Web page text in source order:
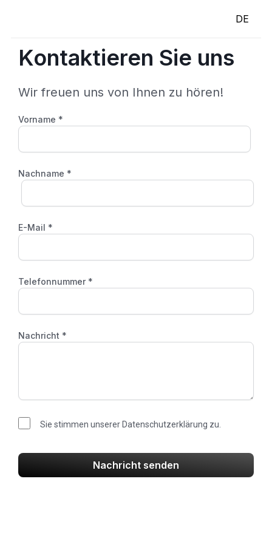
DE
Kontaktieren Sie uns
Wir freuen uns von Ihnen zu hören!
Vorname *
Nachname *
E-Mail *
Telefonnummer *
Nachricht *
Sie stimmen unserer Datenschutzerklärung zu.
Nachricht senden